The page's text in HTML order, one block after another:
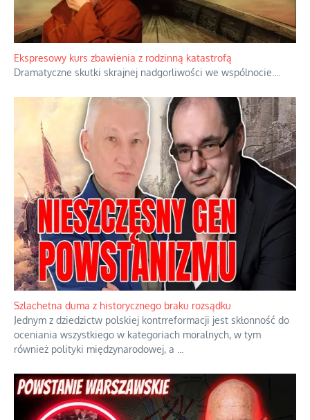
Ekspresowy kurs zbawienia z rodzinną katastrofą
Dramatyczne skutki skrajnej nadgorliwości we wspólnocie.
Szlachetna duma z historycznego braku rozsądku
Jednym z dziedzictw polskiej kontrreformacji jest skłonność do
oceniania wszystkiego w kategoriach moralnych, w tym
również polityki międzynarodowej, a